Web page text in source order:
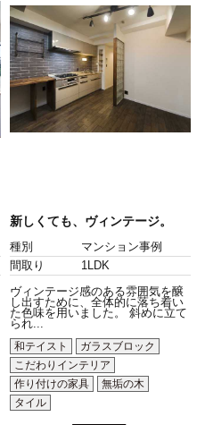
新しくても、ヴィンテージ。
種別
マンション事例
間取り
1LDK
ヴィンテージ感のある雰囲気を醸
し出すために、全体的に落ち着い
た色味を用いました。 斜めに立て
られ...
和テイスト
ガラスブロック
こだわりインテリア
作り付けの家具
無垢の木
タイル